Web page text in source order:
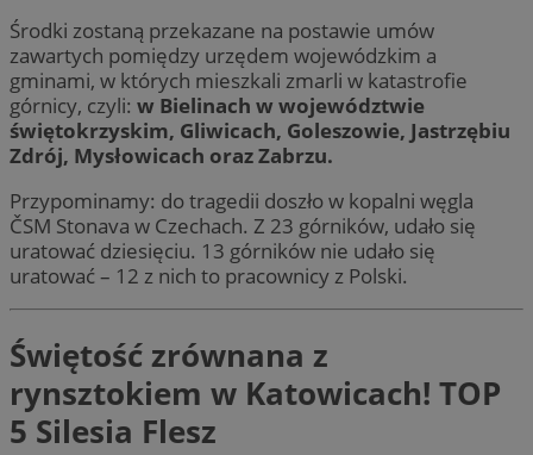
Środki zostaną przekazane na postawie umów
zawartych pomiędzy urzędem wojewódzkim a
gminami, w których mieszkali zmarli w katastrofie
górnicy, czyli: w Bielinach w województwie
świętokrzyskim, Gliwicach, Goleszowie, Jastrzębiu
Zdrój, Mysłowicach oraz Zabrzu.
Przypominamy: do tragedii doszło w kopalni węgla
ČSM Stonava w Czechach. Z 23 górników, udało się
uratować dziesięciu. 13 górników nie udało się
uratować – 12 z nich to pracownicy z Polski.
Świętość zrównana z
rynsztokiem w Katowicach! TOP
5 Silesia Flesz